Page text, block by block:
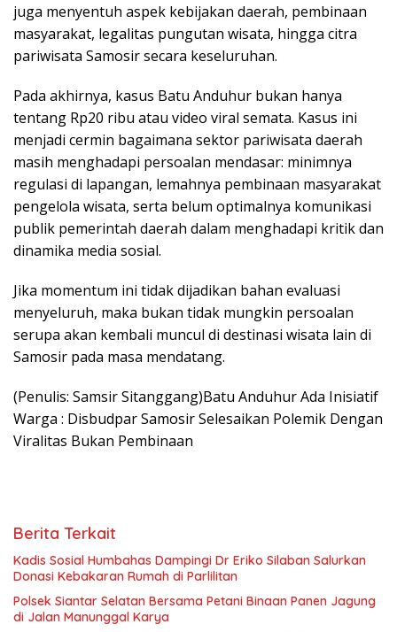
juga menyentuh aspek kebijakan daerah, pembinaan
masyarakat, legalitas pungutan wisata, hingga citra
pariwisata Samosir secara keseluruhan.
Pada akhirnya, kasus Batu Anduhur bukan hanya
tentang Rp20 ribu atau video viral semata. Kasus ini
menjadi cermin bagaimana sektor pariwisata daerah
masih menghadapi persoalan mendasar: minimnya
regulasi di lapangan, lemahnya pembinaan masyarakat
pengelola wisata, serta belum optimalnya komunikasi
publik pemerintah daerah dalam menghadapi kritik dan
dinamika media sosial.
Jika momentum ini tidak dijadikan bahan evaluasi
menyeluruh, maka bukan tidak mungkin persoalan
serupa akan kembali muncul di destinasi wisata lain di
Samosir pada masa mendatang.
(Penulis: Samsir Sitanggang)Batu Anduhur Ada Inisiatif
Warga : Disbudpar Samosir Selesaikan Polemik Dengan
Viralitas Bukan Pembinaan
Berita Terkait
Kadis Sosial Humbahas Dampingi Dr Eriko Silaban Salurkan
Donasi Kebakaran Rumah di Parlilitan
Polsek Siantar Selatan Bersama Petani Binaan Panen Jagung
di Jalan Manunggal Karya